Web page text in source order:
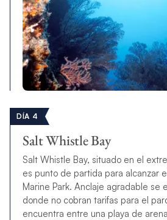
DÍA 4
Salt Whistle Bay
Salt Whistle Bay, situado en el
es punto de partida para alcanzar
Marine Park. Anclaje agradable se
donde no cobran tarifas para el
encuentra entre una playa de